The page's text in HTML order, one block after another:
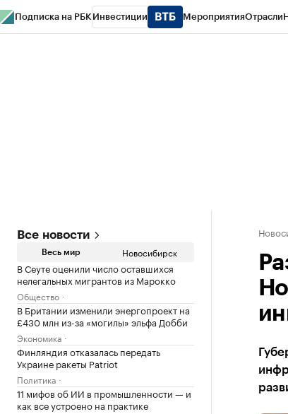
Подписка на РБК Инвестиции МероприятияОтрасли
Все новости
Весь мир Новосибирск
В Сеуте оценили число оставшихся
нелегальных мигрантов из Марокко
Общество
В Британии изменили энергопроект на
£430 млн из-за «могилы» эльфа Добби
Экономика
Финляндия отказалась передать
Украине ракеты Patriot
Политика
11 мифов об ИИ в промышленности — и
как все устроено на практике